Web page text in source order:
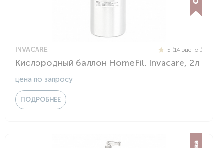
INVACARE 5 (14 оценок)
Кислородный баллон HomeFill Invacare, 2л
цена по запросу
ПОДРОБНЕЕ